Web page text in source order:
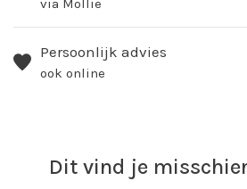
via Mollie
Persoonlijk advies
ook online
Dit vind je